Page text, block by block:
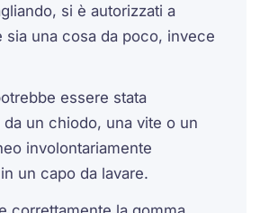
si è autorizzati a
sia una cosa da poco, invece
essere stata
da un chiodo, una vite o un
involontariamente
un capo da lavare.